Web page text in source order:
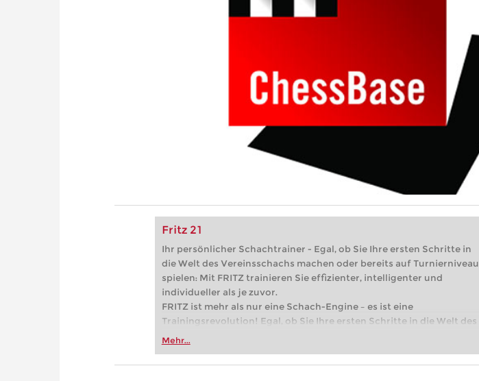
Fritz 21
Ihr persönlicher Schachtrainer - Egal, ob Sie Ihre ersten Schritte in
die Welt des Vereinsschachs machen oder bereits auf Turnierniveau
spielen: Mit FRITZ trainieren Sie effizienter, intelligenter und
individueller als je zuvor.
FRITZ ist mehr als nur eine Schach-Engine – es ist eine
Trainingsrevolution! Egal, ob Sie Ihre ersten Schritte in die Welt des
Vereinsschachs machen oder bereits auf Turnierniveau spielen: Mit
zuvor.
Mehr...